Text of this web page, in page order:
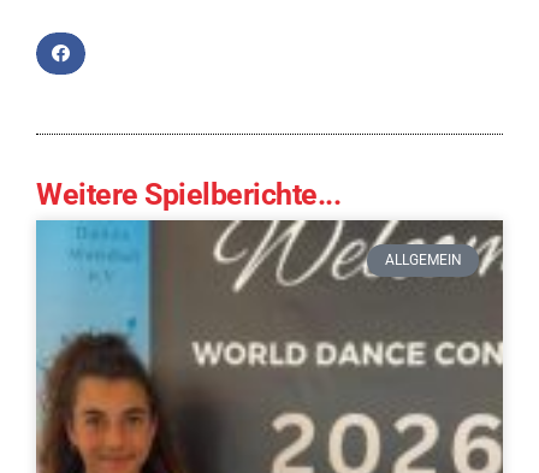
Weitere Spielberichte...
ALLGEMEIN